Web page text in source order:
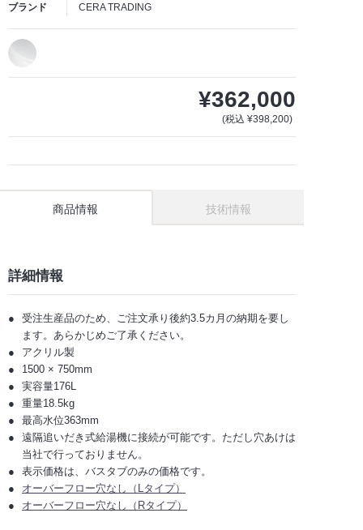
ブランド
CERA TRADING
¥362,000
(税込 ¥398,200)
商品情報 技術情報
詳細情報
受注生産品のため、ご注文承り後約3.5カ月の納期を要し
ます。あらかじめご了承ください。
アクリル製
1500 × 750mm
実容量176L
重量18.5kg
最高水位363mm
遠隔追いだき式給湯機に接続が可能です。ただし穴あけは
当社で行っておりません。
表示価格は、バスタブのみの価格です。
オーバーフロー穴なし（Lタイプ）
オーバーフロー穴なし（Rタイプ）